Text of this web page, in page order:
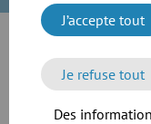
J’accepte tout
Je refuse tout
Des